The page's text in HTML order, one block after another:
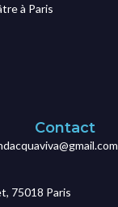
à Paris
Contact
75018 Paris